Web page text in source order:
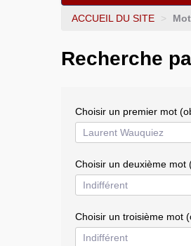
ACCUEIL DU SITE >
Recherche
Choisir un premier mot
Choisir un deuxième mot
Choisir un troisième mot